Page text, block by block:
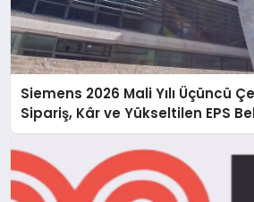
Siemens 2026 Mali Yılı Üçüncü
Sipariş, Kâr ve Yükseltilen EPS